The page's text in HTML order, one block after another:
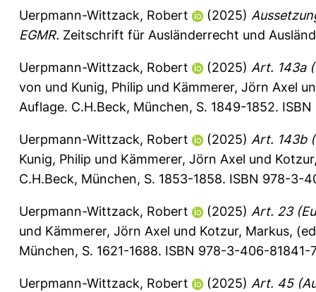
Uerpmann-Wittzack, Robert (2025)
EGMR. Zeitschrift für Ausländerrecht und
Uerpmann-Wittzack, Robert (2025) Art. 143a
von und Kunig, Philip und Kämmerer, Jörn Axel
Auflage. C.H.Beck, München, S. 1849-1852.
Uerpmann-Wittzack, Robert (2025) Art. 143b
Kunig, Philip und Kämmerer, Jörn Axel und
C.H.Beck, München, S. 1853-1858. ISBN 978-
Uerpmann-Wittzack, Robert (2025) Art. 23
und Kämmerer, Jörn Axel und Kotzur, Markus,
München, S. 1621-1688. ISBN 978-3-406-
Uerpmann-Wittzack, Robert (2025) Art. 45